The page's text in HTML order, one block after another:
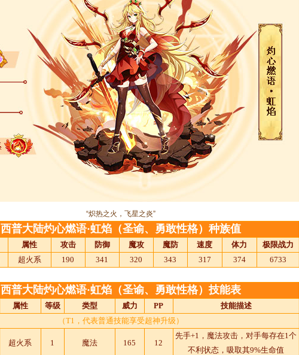
“炽热之火，飞星之炎”
西普大陆灼心燃语·虹焰（圣谕、勇敢性格）种族值
属性 攻击 防御 魔攻 魔防 速度 体力
极限战力
超火系 190 341 320 343 317 374 6733
西普大陆灼心燃语·虹焰（圣谕、勇敢性格）技能表
属性 等级 类型 威力 PP
技能描述
（T1，代表普通技能享受超神升级）
超火系 1 魔法 165 12
先手+1，魔法攻击，对手每存在1个
不利状态，吸取其9%生命值